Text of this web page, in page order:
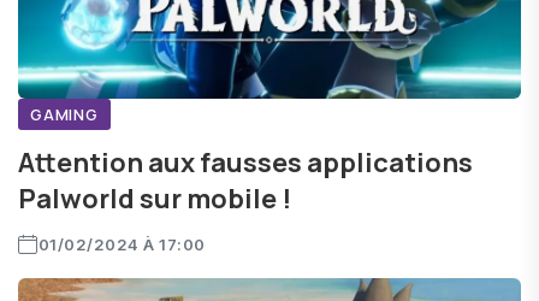
GAMING
Attention aux fausses applications
Palworld sur mobile !
01/02/2024 À 17:00